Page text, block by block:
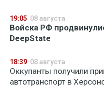
19:05 08 августа
Войска РФ
DeepState
18:39 08 августа
Оккупанты получили
автотранспорт в